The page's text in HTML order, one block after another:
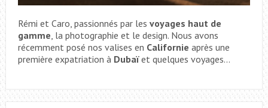
Rémi et Caro, passionnés par les voyages haut de
gamme, la photographie et le design. Nous avons
récemment posé nos valises en Californie après une
première expatriation à Dubaïet quelques voyages...